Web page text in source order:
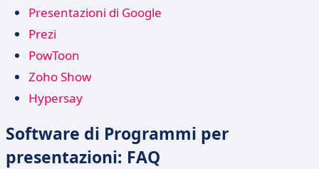
Presentazioni di Google
Prezi
PowToon
Zoho Show
Hypersay
Software di Programmi per
presentazioni: FAQ